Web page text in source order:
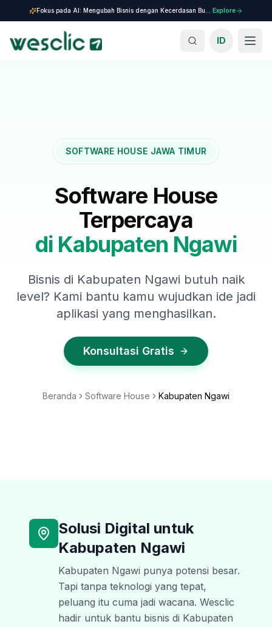
Explore
ID
SOFTWARE HOUSE JAWA TIMUR
Software House
Terpercaya
di Kabupaten Ngawi
Bisnis di Kabupaten Ngawi butuh naik
level? Kami bantu kamu wujudkan ide jadi
aplikasi yang menghasilkan.
Konsultasi Gratis
Beranda Software House Kabupaten Ngawi
Solusi Digital untuk
Kabupaten Ngawi
Kabupaten Ngawi punya potensi besar.
Tapi tanpa teknologi yang tepat,
peluang itu cuma jadi wacana. Wesclic
hadir untuk bantu bisnis di Kabupaten